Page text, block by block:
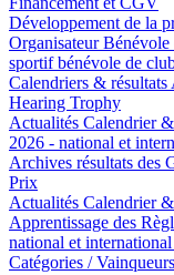
Développement de la
Organisateur
sportif bénévole de
Calendriers & résultats
Hearing Trophy
Actualités Calendrier
2026 - national et
Archives résultats des
Prix
Actualités Calendrier
Apprentissage des
national et international
Catégories /